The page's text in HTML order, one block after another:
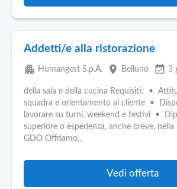
Addetti/e alla ristorazione
apartment Humangest S.p.A. place Belluno event_available 3
della sala e della cucina Requisiti: •
squadra e orientamento al cliente •
lavorare su turni, weekend e festivi •
superiore o esperienza, anche breve, nella
GDO Offriamo...
Vedi offerta